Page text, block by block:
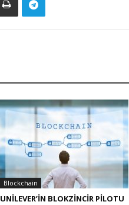
Blockchain
UNILEVER’IN BLOKZINCIR PILOTU